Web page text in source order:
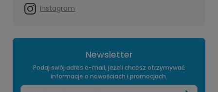
Instagram
Newsletter
Podaj swój adres e-mail, jeżeli chcesz otrzymywać
informacje o nowościach i promocjach.